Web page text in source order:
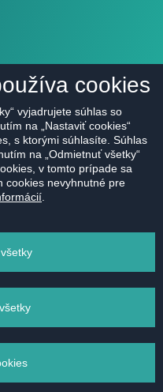
Bratislava | Privacy Policy
cookies
vyjadrujete súhlas so
na „Nastaviť cookies“
s ktorými súhlasíte. Súhlas
na „Odmietnuť všetky“
v tomto prípade sa
cookies nevyhnutné pre